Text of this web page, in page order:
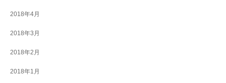
2018年4月
2018年3月
2018年2月
2018年1月